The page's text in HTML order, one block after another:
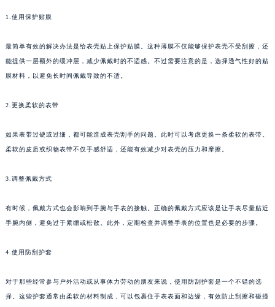
1.使用保护贴膜
最简单有效的解决办法是给表壳贴上保护贴膜。这种薄膜不仅能够保护表壳不受刮擦，还
能提供一层额外的缓冲层，减少佩戴时的不适感。不过需要注意的是，选择透气性好的贴
膜材料，以避免长时间佩戴导致的不适。
2.更换柔软的表带
如果表带过硬或过细，都可能造成表壳割手的问题。此时可以考虑更换一条柔软的表带。
柔软的皮质或织物表带不仅手感舒适，还能有效减少对表壳的压力和摩擦。
3.调整佩戴方式
有时候，佩戴方式也会影响到手腕与手表的接触。正确的佩戴方式应该是让手表尽量贴近
手腕内侧，避免过于紧绷或松散。此外，定期检查并调整手表的位置也是必要的步骤。
4.使用防刮护套
对于那些经常参与户外活动或从事体力劳动的朋友来说，使用防刮护套是一个不错的选
择。这些护套通常由柔软的材料制成，可以包裹住手表表面和边缘，有效防止刮擦和碰撞